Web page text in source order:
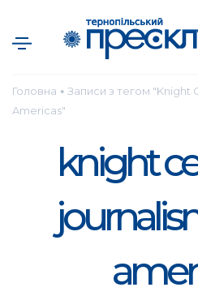
Головна ● Записи з тегом "Knight
Americas"
knight